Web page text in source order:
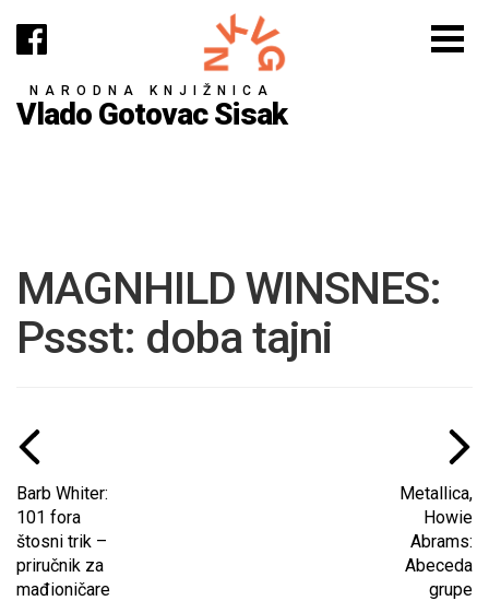
NARODNA KNJIŽNICA
Vlado Gotovac Sisak
MAGNHILD WINSNES:
Pssst: doba tajni
Barb Whiter:
101 fora
štosni trik –
priručnik za
mađioničare
Metallica,
Howie
Abrams:
Abeceda
grupe